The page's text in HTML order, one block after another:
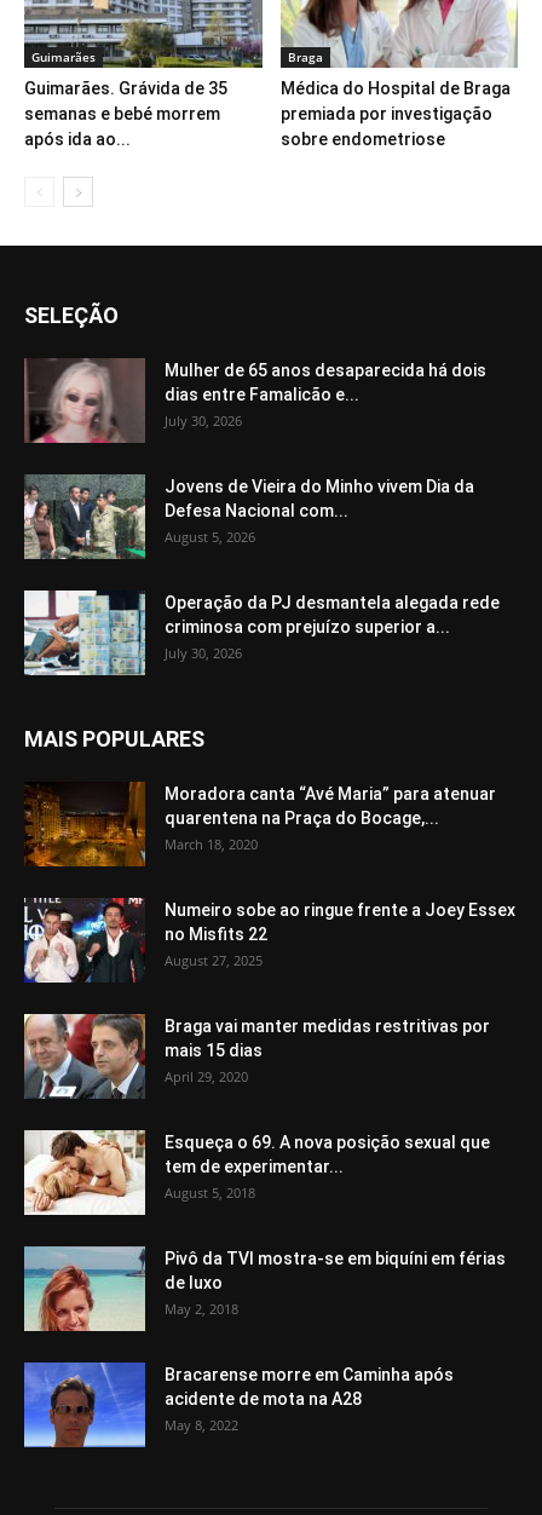
Guimarães
Guimarães. Grávida de 35
semanas e bebé morrem
após ida ao...
Braga
Médica do Hospital de Braga
premiada por investigação
sobre endometriose
SELEÇÃO
Mulher de 65 anos desaparecida há dois
dias entre Famalicão e...
July 30, 2026
Jovens de Vieira do Minho vivem Dia da
Defesa Nacional com...
August 5, 2026
Operação da PJ desmantela alegada rede
criminosa com prejuízo superior a...
July 30, 2026
MAIS POPULARES
Moradora canta “Avé Maria” para atenuar
quarentena na Praça do Bocage,...
March 18, 2020
Numeiro sobe ao ringue frente a Joey Essex
no Misfits 22
August 27, 2025
Braga vai manter medidas restritivas por
mais 15 dias
April 29, 2020
Esqueça o 69. A nova posição sexual que
tem de experimentar...
August 5, 2018
Pivô da TVI mostra-se em biquíni em férias
de luxo
May 2, 2018
Bracarense morre em Caminha após
acidente de mota na A28
May 8, 2022